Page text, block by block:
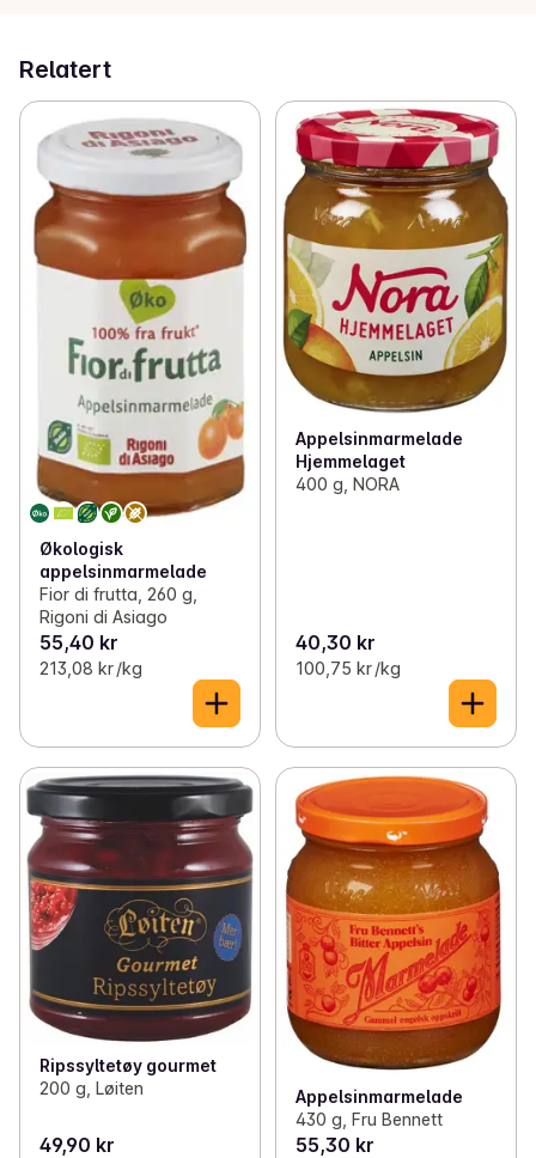
Relatert
Økologisk
appelsinmarmelade
Fior di frutta, 260 g,
Rigoni di Asiago
55,40 kr
213,08 kr /kg
Appelsinmarmelade
Hjemmelaget
400 g, NORA
40,30 kr
100,75 kr /kg
Ripssyltetøy gourmet
200 g, Løiten
49,90 kr
Appelsinmarmelade
430 g, Fru Bennett
55,30 kr